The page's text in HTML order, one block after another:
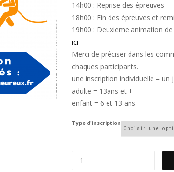
14h00 : Reprise des épreuves
18h00 : Fin des épreuves et
19h00 : Deuxieme animation
ici
Merci de préciser dans les
chaques participants.
une inscription individuelle = un
adulte = 13ans et +
enfant = 6 et 13 ans
Type d'inscription